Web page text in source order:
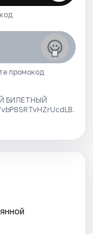
промокод
БИЛЕТНЫЙ